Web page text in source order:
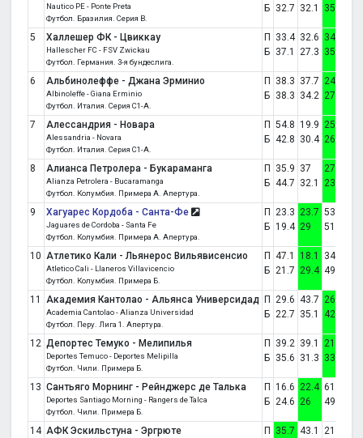
Nautico PE - Ponte Preta
Футбол. Бразилия. Серия B.
Б 32.7 32.1
35.2
5 Халлешер ФК - Цвиккау
Hallescher FC - FSV Zwickau
Футбол. Германия. 3-я бундеслига.
П
Б
33.4
37.1
32.6
27.3
34
35.7
6 Альбинолеффе - Джана Эрминио
Albinoleffe - Giana Erminio
Футбол. Италия. Серия C1-A.
П
Б
38.3
38.3
37.7
34.2
24.1
27.5
7 Алессандрия - Новара
Alessandria - Novara
Футбол. Италия. Серия C1-A.
П
Б
54.8
42.8
19.9
30.4
25.2
26.8
8 Алианса Петролера - Букараманга
Alianza Petrolera - Bucaramanga
Футбол. Колумбия. Примера А. Апертура.
П
Б
35.9
44.7
37
32.1
27.2
23.3
9 Хагуарес Кордоба - Санта-Фе
Jaguares de Cordoba - Santa Fe
Футбол. Колумбия. Примера А. Апертура.
П
Б
23.3
19.4
23.7
29
53
51.6
10 Атлетико Кали - Льянерос Вильявисенсио
Atletico Cali - Llaneros Villavicencio
Футбол. Колумбия. Примера Б.
П
Б
47.1
21.7
18.1
29.4
34.8
49
11 Академия Кантолао - Альянса Универсидад
Academia Cantolao - Alianza Universidad
Футбол. Перу. Лига 1. Апертура.
П
Б
29.6
22.7
43.7
35.1
26.7
42.3
12 Депортес Темуко - Мелипилья
Deportes Temuco - Deportes Melipilla
Футбол. Чили. Примера Б.
П
Б
39.2
35.6
39.1
31.3
21.8
33
13 Сантьяго Морнинг - Рейнджерс де Талька
Deportes Santiago Morning - Rangers de Talca
Футбол. Чили. Примера Б.
П
Б
16.6
24.6
22.4
26
61.1
49.4
14 АФК Эскильстуна - Эргрюте
П
35.7 43.1
21.2